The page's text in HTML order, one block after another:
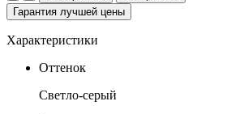
Гарантия лучшей цены
Характеристики
Оттенок
Светло-серый